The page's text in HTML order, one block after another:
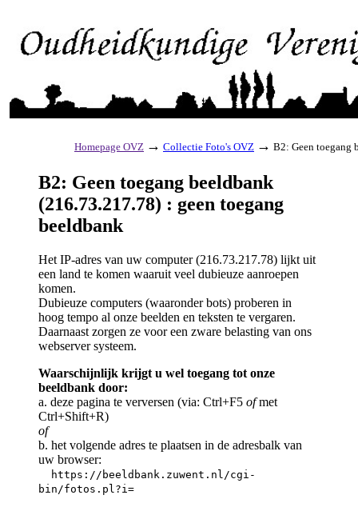
Homepage OVZ → Collectie Foto's OVZ → B2: Geen toegang
B2: Geen toegang beeldbank
(216.73.217.78) : geen toegang
beeldbank
Het IP-adres van uw computer (216.73.217.78) lijkt uit
een land te komen waaruit veel dubieuze aanroepen
komen.
Dubieuze computers (waaronder bots) proberen in
hoog tempo al onze beelden en teksten te vergaren.
Daarnaast zorgen ze voor een zware belasting van ons
webserver systeem.
Waarschijnlijk krijgt u wel toegang tot onze
beeldbank door:
a. deze pagina te verversen (via: Ctrl+F5 ofmet
Ctrl+Shift+R)
of
b. het volgende adres te plaatsen in de adresbalk van
uw browser:
https://beeldbank.zuwent.nl/cgi-
bin/fotos.pl?i=